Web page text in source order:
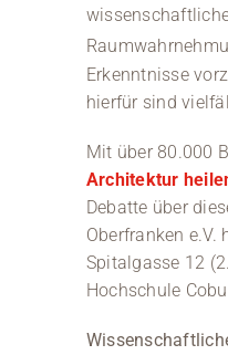
Erkenntnisse
hierfür sind
Mit über 80.000
Architektur
Debatte über
Oberfranken
Spitalgasse 12
Hochschule